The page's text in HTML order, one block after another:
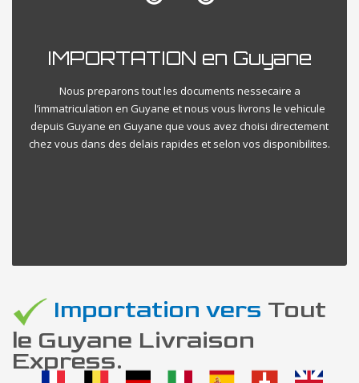
IMPORTATION en Guyane
Nous preparons tout les documents nessecaire a
l’immatriculation en Guyane et nous vous livrons le vehicule
depuis Guyane en Guyane que vous avez choisi directement
chez vous dans des delais rapides et selon vos disponibilites.
Importation vers Tout
le Guyane Livraison
Express.